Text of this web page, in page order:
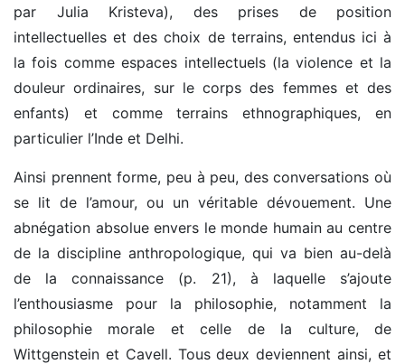
par Julia Kristeva), des prises de position
intellectuelles et des choix de terrains, entendus ici à
la fois comme espaces intellectuels (la violence et la
douleur ordinaires, sur le corps des femmes et des
enfants) et comme terrains ethnographiques, en
particulier l’Inde et Delhi.
Ainsi prennent forme, peu à peu, des conversations où
se lit de l’amour, ou un véritable dévouement. Une
abnégation absolue envers le monde humain au centre
de la discipline anthropologique, qui va bien au-delà
de la connaissance (p. 21), à laquelle s’ajoute
l’enthousiasme pour la philosophie, notamment la
philosophie morale et celle de la culture, de
Wittgenstein et Cavell. Tous deux deviennent ainsi, et